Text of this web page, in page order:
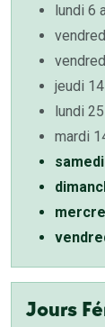
lundi 6
jeudi
lundi
mardi
Jours